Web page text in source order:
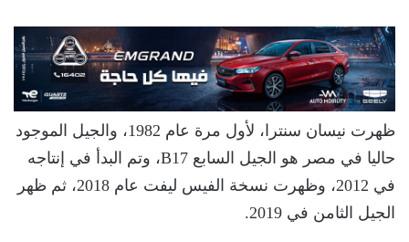
ظهرت نيسان سنترا، لأول مرة عام 1982، والجيل الموجود
حاليا في مصر هو الجيل السابع B17، وتم البدأ في إنتاجه
في 2012، وظهرت نسخة الفيس ليفت عام 2018، ثم ظهر
الجيل الثامن في 2019.